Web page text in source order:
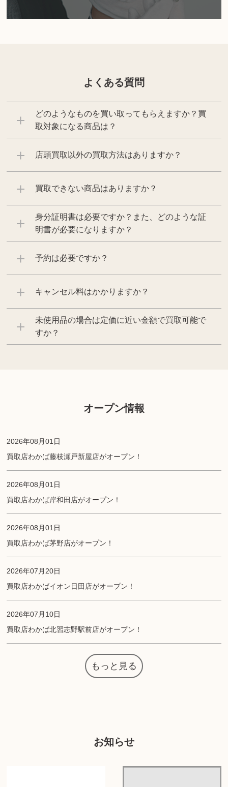
よくある質問
どのようなものを買い取ってもらえますか？買
取対象になる商品は？
店頭買取以外の買取方法はありますか？
買取できない商品はありますか？
身分証明書は必要ですか？また、どのような証
明書が必要になりますか？
予約は必要ですか？
キャンセル料はかかりますか？
未使用品の場合は定価に近い金額で買取可能で
すか？
オープン情報
2026年08月01日
買取店わかば藤枝瀬戸新屋店がオープン！
2026年08月01日
買取店わかば岸和田店がオープン！
2026年08月01日
買取店わかば茅野店がオープン！
2026年07月20日
買取店わかばイオン日田店がオープン！
2026年07月10日
買取店わかば北習志野駅前店がオープン！
もっと見る
お知らせ